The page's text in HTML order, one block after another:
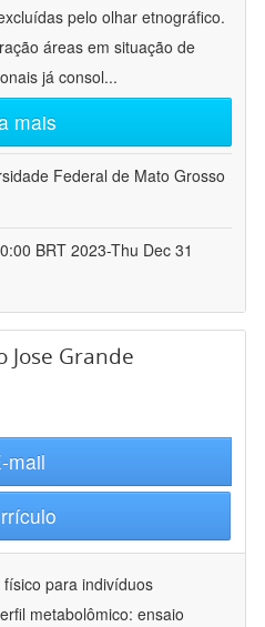
pelo olhar etnográfico.
áreas em situação de
já consol...
mais
Federal de Mato Grosso
BRT 2023-Thu Dec 31
Jose Grande
mail
para indivíduos
metabolômico: ensaio